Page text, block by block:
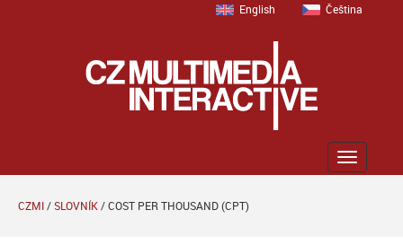
English Čeština
Zobrazit
menu
CZMI/SLOVNÍK/COST PER THOUSAND (CPT)